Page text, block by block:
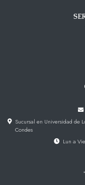
Sucursal en Universidad de
Condes
Lun a